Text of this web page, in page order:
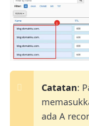
Catatan:
ada A